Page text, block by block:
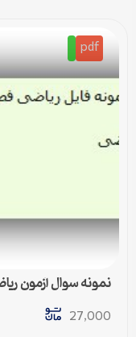
pdf
نمونه سوال آزمون
27,000